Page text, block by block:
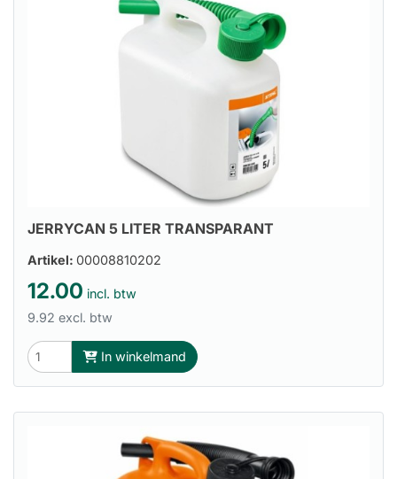
JERRYCAN 5 LITER TRANSPARANT
Artikel: 00008810202
12.00 incl. btw
9.92 excl. btw
In winkelmand